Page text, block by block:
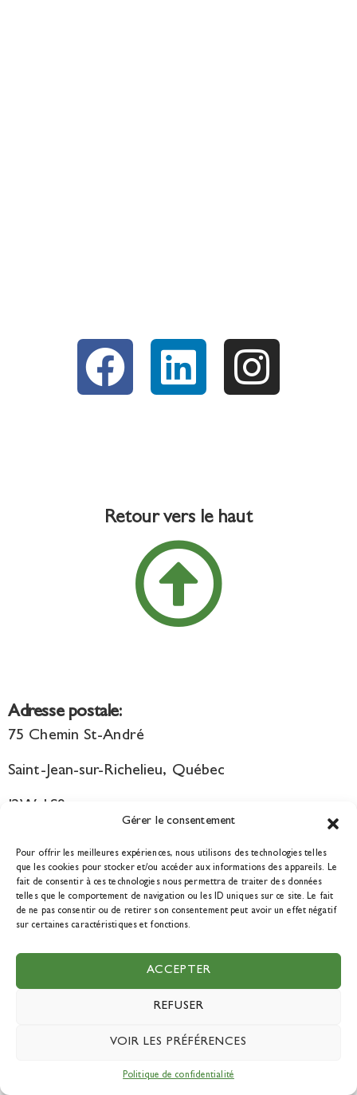
Gérer le consentement
Pour offrir les meilleures expériences, nous utilisons des technologies telles
que les cookies pour stocker et/ou accéder aux informations des appareils. Le
fait de consentir à ces technologies nous permettra de traiter des données
telles que le comportement de navigation ou les ID uniques sur ce site. Le fait
de ne pas consentir ou de retirer son consentement peut avoir un effet négatif
sur certaines caractéristiques et fonctions.
ACCEPTER
REFUSER
VOIR LES PRÉFÉRENCES
Politique de confidentialité
Retour vers le haut
Adresse postale:
75 Chemin St-André
Saint-Jean-sur-Richelieu, Québec
J2W 1S9
Courriel:
info@tourismedurable.quebec
NOUS JOINDRE